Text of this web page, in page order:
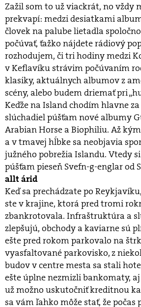
Zažil som to už viackrát, no vždy
prekvapí: medzi desiatkami
človek na palube lietadla
počúvať, ťažko nájdete rádiový
rozhodujem, či tri hodiny medzi
v Keflavíku strávim počúvaním
klasiky, aktuálnych albumov z
scény, alebo budem driemať pri
Keďže na Island chodím hlavne
slúchadiel púšťam nové albumy
Arabian Horse a Biophiliu. Až
a v tmavej hĺbke sa neobjavia
južného pobrežia Islandu. Vtedy
púšťam pieseň Svefn-g-englar od
allt árid
Keď sa prechádzate po
ste v krajine, ktorá pred tromi
zbankrotovala. Infraštruktúra a
zlepšujú, obchody a kaviarne sú
ešte pred rokom parkovalo na
vyasfaltované parkovisko, z
budov v centre mesta sa stali
ešte úplne nezmizli bankomaty,
už možno uskutočniť kreditnou
sa vám ľahko môže stať, že